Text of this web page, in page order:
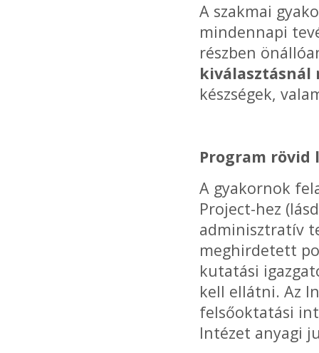
A szakmai
mindennapi
részben
készségek,
Program rövid
A gyakornok
Project-hez
adminisztratív
meghirdetett
kutatási
kell ellátni. Az
felsőoktatási
Intézet anyagi